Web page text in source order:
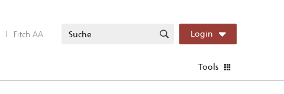
| Fitch AA Login
Tools